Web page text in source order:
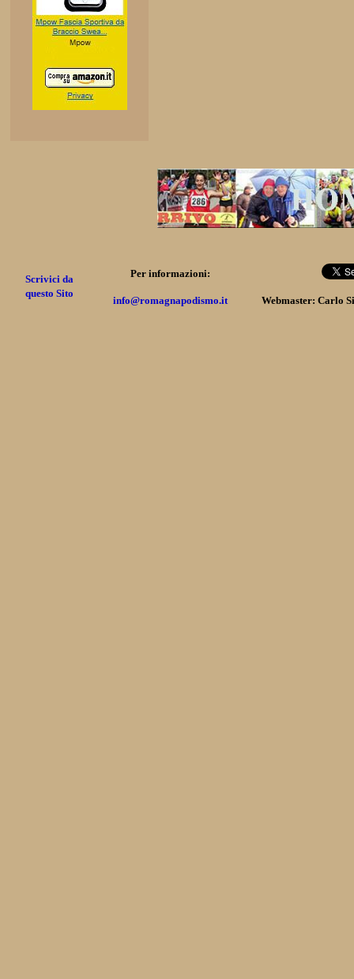
Scrivici da
questo Sito
Per informazioni:
info@romagnapodismo.it Webmaster: Carlo